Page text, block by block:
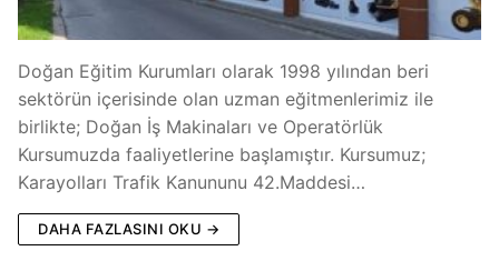
Doğan Eğitim Kurumları olarak 1998 yılından beri
sektörün içerisinde olan uzman eğitmenlerimiz ile
birlikte; Doğan İş Makinaları ve Operatörlük
Kursumuzda faaliyetlerine başlamıştır. Kursumuz;
Karayolları Trafik Kanununu 42.Maddesi…
DAHA FAZLASINI OKU →